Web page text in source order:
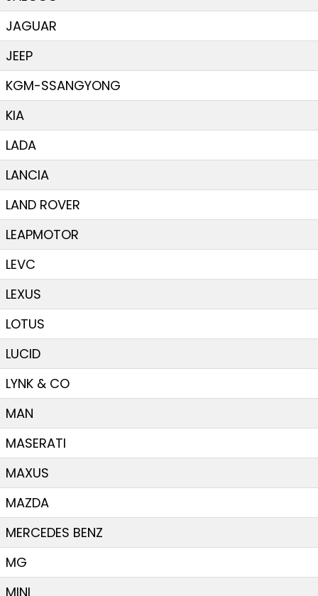
JAGUAR
JEEP
KGM-SSANGYONG
KIA
LADA
LANCIA
LAND ROVER
LEAPMOTOR
LEVC
LEXUS
LOTUS
LUCID
LYNK & CO
MAN
MASERATI
MAXUS
MAZDA
MERCEDES BENZ
MG
MINI